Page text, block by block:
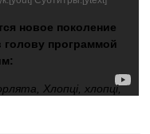
новое поколение
программой
Хлопці, хлопці,